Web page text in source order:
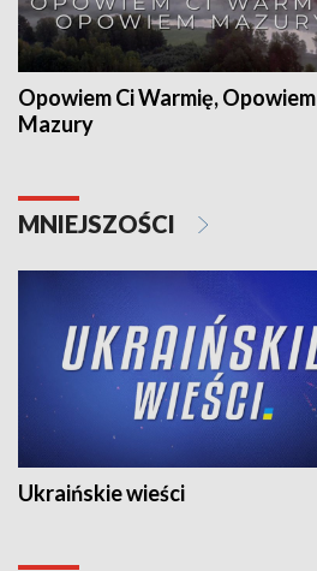
Opowiem Ci Warmię, Opowiem
Mazury
MNIEJSZOŚCI
Ukraińskie wieści